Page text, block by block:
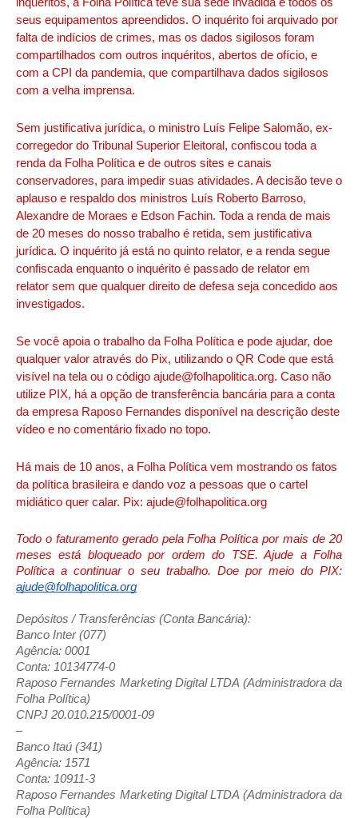
seus equipamentos apreendidos. O inquérito foi arquivado por
falta de indícios de crimes, mas os dados sigilosos foram
compartilhados com outros inquéritos, abertos de ofício, e
com a CPI da pandemia, que compartilhava dados sigilosos
com a velha imprensa.
Sem justificativa jurídica, o ministro Luís Felipe Salomão, ex-
corregedor do Tribunal Superior Eleitoral, confiscou toda a
renda da Folha Política e de outros sites e canais
conservadores, para impedir suas atividades. A decisão teve o
aplauso e respaldo dos ministros Luís Roberto Barroso,
Alexandre de Moraes e Edson Fachin. Toda a renda de mais
de 20 meses do nosso trabalho é retida, sem justificativa
jurídica. O inquérito já está no quinto relator, e a renda segue
confiscada enquanto o inquérito é passado de relator em
relator sem que qualquer direito de defesa seja concedido aos
investigados.
Se você apoia o trabalho da Folha Política e pode ajudar, doe
qualquer valor através do Pix, utilizando o QR Code que está
visível na tela ou o código ajude@folhapolitica.org. Caso não
utilize PIX, há a opção de transferência bancária para a conta
da empresa Raposo Fernandes disponível na descrição deste
vídeo e no comentário fixado no topo.
Há mais de 10 anos, a Folha Política vem mostrando os fatos
da política brasileira e dando voz a pessoas que o cartel
midiático quer calar. Pix: ajude@folhapolitica.org
Todo o faturamento gerado pela Folha Política por mais de 20
meses está bloqueado por ordem do TSE. Ajude a Folha
Política a continuar o seu trabalho. Doe por meio do PIX:
ajude@folhapolitica.org
Depósitos / Transferências (Conta Bancária):
Banco Inter (077)
Agência: 0001
Conta: 10134774-0
Raposo Fernandes Marketing Digital LTDA (Administradora da
Folha Política)
CNPJ 20.010.215/0001-09
–
Banco Itaú (341)
Agência: 1571
Conta: 10911-3
Raposo Fernandes Marketing Digital LTDA (Administradora da
Folha Política)